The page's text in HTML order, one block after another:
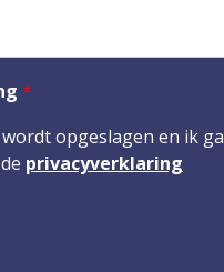
*
opgeslagen en ik ga
privacyverklaring